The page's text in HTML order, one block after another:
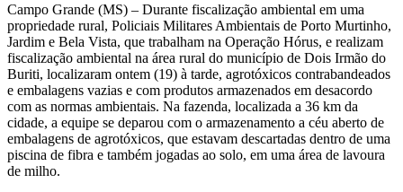
Campo Grande (MS) – Durante fiscalização ambiental em uma
propriedade rural, Policiais Militares Ambientais de Porto Murtinho,
Jardim e Bela Vista, que trabalham na Operação Hórus, e realizam
fiscalização ambiental na área rural do município de Dois Irmão do
Buriti, localizaram ontem (19) à tarde, agrotóxicos contrabandeados
e embalagens vazias e com produtos armazenados em desacordo
com as normas ambientais. Na fazenda, localizada a 36 km da
cidade, a equipe se deparou com o armazenamento a céu aberto de
embalagens de agrotóxicos, que estavam descartadas dentro de uma
piscina de fibra e também jogadas ao solo, em uma área de lavoura
de milho.